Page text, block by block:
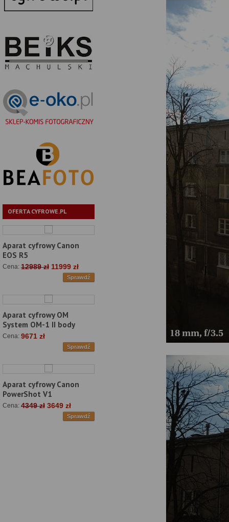
OFERTA CYFROWE.PL
Aparat cyfrowy Canon
EOS R5
Cena: 12989 zł 11999 zł
Sprawdź
Aparat cyfrowy OM
System OM-1 II body
Cena: 9671 zł
Sprawdź
Aparat cyfrowy Canon
PowerShot V1
Cena: 4349 zł 3649 zł
Sprawdź